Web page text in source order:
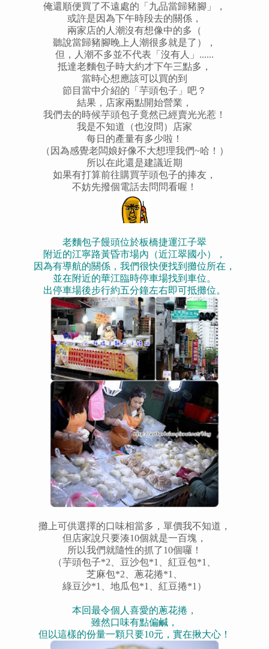
俺還順便買了不遠處的「九品當歸豬腳」，
或許是因為下午時段去的關係，
兩家店的人潮沒有想像中的多（
聽說當歸豬腳晚上人潮很多就是了），
但，人潮不多並不代表「沒有人」......
抵達老麵包子時大約才下午三點多，
當時心想應該可以買的到
節目當中介紹的「芋頭包子」吧？
結果，店家兩點開始營業，
我們去的時候芋頭包子竟然已經賣光光惹！
我是不知道（也沒問）店家
每日的產量有多少啦！
（因為感覺老闆娘好像不大想理我們~哈！）
所以在此還是建議近期
如果有打算前往購買芋頭包子的捧友，
不妨先撥個電話去問問看喔！
老麵包子饅頭位於板橋捷運江子翠
附近的江寧路黃昏市場內（近江翠國小）
，
因為有導航的關係， 我們很快便找到攤位所在 ，
並在附近的華江臨時停車場找到車位。
出停車場後步行約五分鐘左右即可抵攤位。
攤上可供選擇的口味相當多，單價我不知道，
但店家說只要湊10個就是一百塊，
所以我們就隨性的抓了10個囉！
（芋頭包子*2、豆沙包*1、紅豆包*1、
芝麻包*2、蔥花捲*1、
綠豆沙*1、地瓜包*1、紅豆捲*1）
本回最令個人喜愛的蔥花捲，
雖然口味有點偏鹹，
但以這樣的份量一顆只要10元，實在揪大心！